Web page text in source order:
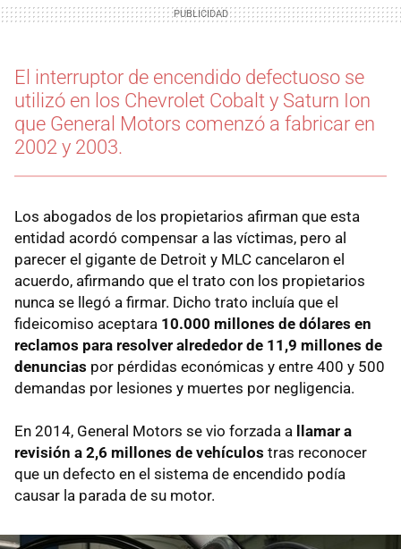
El interruptor de encendido defectuoso se
utilizó en los Chevrolet Cobalt y Saturn Ion
que General Motors comenzó a fabricar en
2002 y 2003.
Los abogados de los propietarios afirman que esta
entidad acordó compensar a las víctimas, pero al
parecer el gigante de Detroit y MLC cancelaron el
acuerdo, afirmando que el trato con los propietarios
nunca se llegó a firmar. Dicho trato incluía que el
fideicomiso aceptara 10.000 millones de dólares en
reclamos para resolver alrededor de 11,9 millones de
denuncias por pérdidas económicas y entre 400 y 500
demandas por lesiones y muertes por negligencia.
En 2014, General Motors se vio forzada a
llamar a
revisión a 2,6 millones de vehículos tras reconocer
que un defecto en el sistema de encendido podía
causar la parada de su motor.